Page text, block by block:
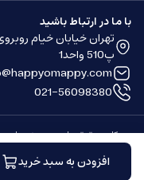
افزودن به سبد خرید
با ما در ارتباط باشید
تهران خیابان خیام
پ510 واحد1
021-56098380
کلیه حقوق مادی و معنوی
ساخته